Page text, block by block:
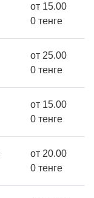
от 15.00
0 тенге
от 25.00
0 тенге
от 15.00
0 тенге
от 20.00
0 тенге